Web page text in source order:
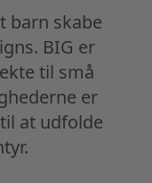
barn skabe
BIG er
til små
er
at udfolde